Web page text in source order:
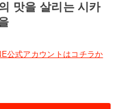
맛을 살리는 시카
公式アカウントはコチラか